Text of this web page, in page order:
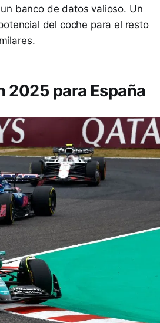
banco de datos valioso. Un
del coche para el resto
2025 para España